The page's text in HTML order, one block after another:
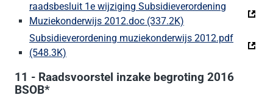
raadsbesluit 1e wijziging Subsidieverordening
Muziekonderwijs 2012.doc (337.2K) (Deze link gaat
Subsidieverordening muziekonderwijs 2012.pdf
(548.3K)
11 - Raadsvoorstel inzake begroting 2016
BSOB*